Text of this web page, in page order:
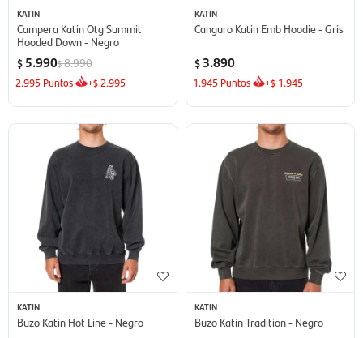
KATIN
Campera Katin Otg Summit
Hooded Down - Negro
$ 5.990$8.990
2.995 Puntos +$ 2.995
KATIN
Canguro Katin Emb Hoodie - Gris
$ 3.890
1.945 Puntos +$ 1.945
KATIN
Buzo Katin Hot Line - Negro
KATIN
Buzo Katin Tradition - Negro